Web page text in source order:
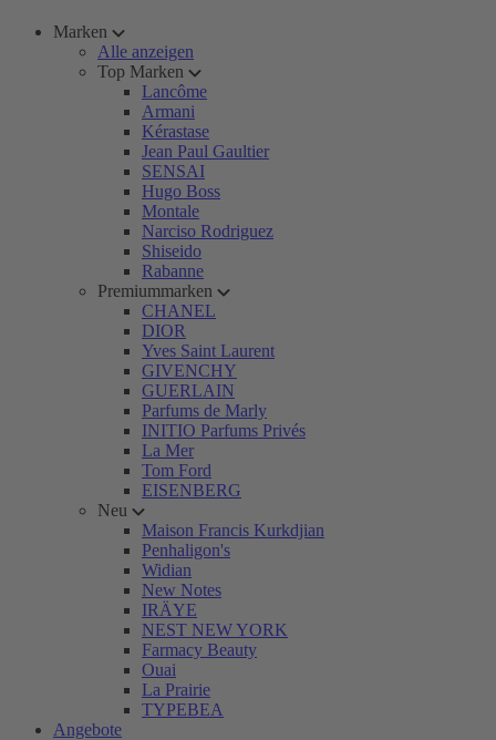
Marken
Alle anzeigen
Top Marken
Lancôme
Armani
Kérastase
Jean Paul Gaultier
SENSAI
Hugo Boss
Montale
Narciso Rodriguez
Shiseido
Rabanne
Premiummarken
CHANEL
DIOR
Yves Saint Laurent
GIVENCHY
GUERLAIN
Parfums de Marly
INITIO Parfums Privés
La Mer
Tom Ford
EISENBERG
Neu
Maison Francis Kurkdjian
Penhaligon's
Widian
New Notes
IRÄYE
NEST NEW YORK
Farmacy Beauty
Ouai
La Prairie
TYPEBEA
Angebote